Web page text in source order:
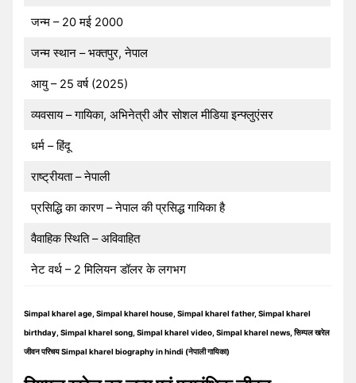
जन्म – 20 मई 2000
जन्म स्थान – भक्तपुर, नेपाल
आयु – 25 वर्ष (2025)
व्यवसाय – गायिका, अभिनेत्री और सोशल मीडिया इन्फ्लुएंसर
धर्म – हिंदू
राष्ट्रीयता – नेपाली
प्रसिद्धि का कारण – नेपाल की प्रसिद्ध गायिका है
वैवाहिक स्थिति – अविवाहित
नेट वर्थ – 2 मिलियन डॉलर के लगभग
Simpal kharel age, Simpal kharel house, Simpal kharel father, Simpal kharel
birthday, Simpal kharel song, Simpal kharel video, Simpal kharel news, सिम्पल खरेल
जीवन परिचय Simpal kharel biography in hindi (नेपाली गायिका)